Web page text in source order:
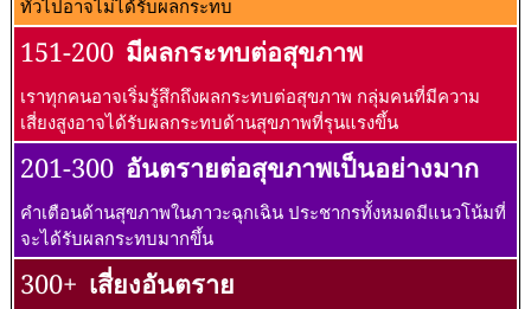
ทั่วไปอาจไม่ได้รับผลกระทบ
151-200 มีผลกระทบต่อสุขภาพ
เราทุกคนอาจเริ่มรู้สึกถึงผลกระทบต่อสุขภาพ กลุ่มคนที่มีความ
เสี่ยงสูงอาจได้รับผลกระทบด้านสุขภาพที่รุนแรงขึ้น
201-300 อันตรายต่อสุขภาพเป็นอย่างมาก
คำเตือนด้านสุขภาพในภาวะฉุกเฉิน ประชากรทั้งหมดมีแนวโน้มที่
จะได้รับผลกระทบมากขึ้น
300+ เสี่ยงอันตราย